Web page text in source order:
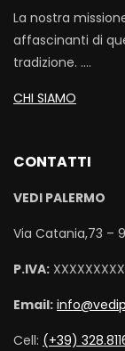
La nostra
affascinanti di
tradizione. ….
CHI SIAMO
CONTATTI
VEDI PALERMO
Via Catania,73 –
P.IVA:
Email:
Cell: (+39)